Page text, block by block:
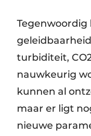
turbiditeit,
nauwkeurig
kunnen al
maar er ligt
nieuwe